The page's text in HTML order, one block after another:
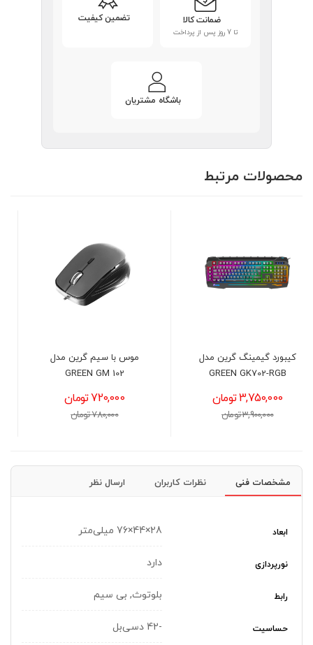
ضمانت کالا
تا 7 روز پس از پرداخت
تضمین کیفیت
باشگاه مشتریان
محصولات مرتبط
موس با سیم گرین مدل
GREEN GM 102
720,000 تومان
780,000 تومان
پد ماوس گرین مدل
GMP460-S
890,000 تومان
1,050,000 تومان
مشخصات فنی نظرات کاربران ارسال نظر
ابعاد 28×44×76 میلی‌متر
نورپردازی دارد
رابط بلوتوث, بی سیم
حساسیت -42 دسی‌بل